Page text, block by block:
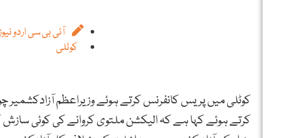
آئی بی سی اردو
کوٹلی
کوٹلی میں پریس کانفرنس کرتے ہوئے وزیراعظم
کرتے ہوئے کہا ہے کہ الیکشن ملتوی کروانے کی کوئی سازش